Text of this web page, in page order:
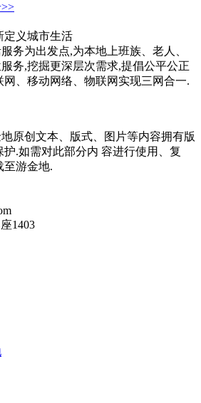
定义城市生活
务为出发点,为本地上班族、老人、
务,挖掘更深层次需求,提倡公平公正
、移动网络、物联网实现三网合一.
原创文本、版式、图片等内容拥有版
.如需对此部分内 容进行使用、复
至游金地.
1403